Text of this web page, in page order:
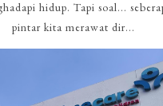
hidup. Tapi soal...
pintar kita merawat dir...